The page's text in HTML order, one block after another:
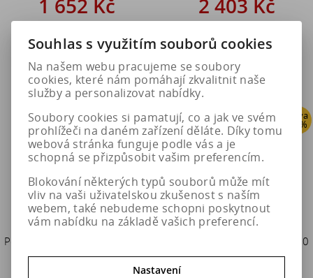
1 652 Kč
Do košíku
2 403 Kč
Do košíku
Sleva
20 %
Pewag Sněhové řetězy XMR 69
BRENTA-C
Sleva
20 %
Pewag Sněhové řetězy XMR 70
BRENTA-C
Souhlas s využitím souborů cookies
Na našem webu pracujeme se soubory
cookies, které nám pomáhají zkvalitnit naše
služby a personalizovat nabídky.
Soubory cookies si pamatují, co a jak ve svém
prohlížeči na daném zařízení děláte. Díky tomu
webová stránka funguje podle vás a je
schopná se přizpůsobit vašim preferencím.
Blokování některých typů souborů může mít
vliv na vaši uživatelskou zkušenost s naším
webem, také nebudeme schopni poskytnout
vám nabídku na základě vašich preferencí.
Nastavení